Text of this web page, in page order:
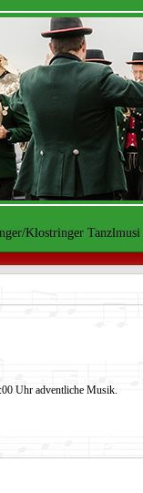
Klostringer Tanzlmusi
Uhr adventliche Musik.